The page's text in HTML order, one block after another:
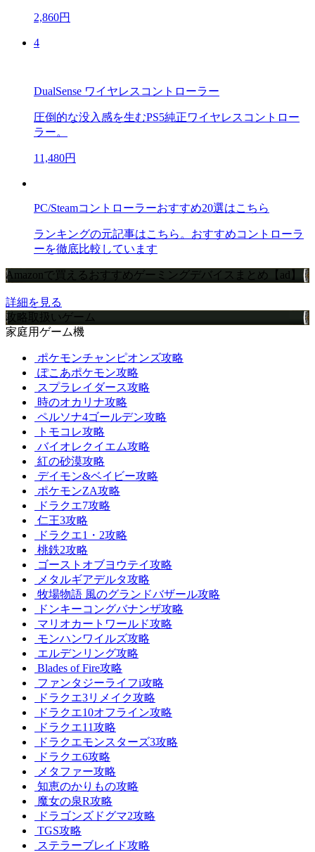
2,860円
4
DualSense ワイヤレスコントローラー
圧倒的な没入感を生むPS5純正ワイヤレスコントロー
ラー。
11,480円
PC/Steamコントローラーおすすめ20選はこちら
ランキングの元記事はこちら。おすすめコントローラ
ーを徹底比較しています
Amazonで買えるおすすめゲーミングデバイスまとめ【ad】
詳細を見る
攻略取扱いゲーム
家庭用ゲーム機
ポケモンチャンピオンズ攻略
ぽこあポケモン攻略
スプラレイダース攻略
時のオカリナ攻略
ペルソナ4ゴールデン攻略
トモコレ攻略
バイオレクイエム攻略
紅の砂漠攻略
デイモン&ベイビー攻略
ポケモンZA攻略
ドラクエ7攻略
仁王3攻略
ドラクエ1・2攻略
桃鉄2攻略
ゴーストオブヨウテイ攻略
メタルギアデルタ攻略
牧場物語 風のグランドバザール攻略
ドンキーコングバナンザ攻略
マリオカートワールド攻略
モンハンワイルズ攻略
エルデンリング攻略
Blades of Fire攻略
ファンタジーライフi攻略
ドラクエ3リメイク攻略
ドラクエ10オフライン攻略
ドラクエ11攻略
ドラクエモンスターズ3攻略
ドラクエ6攻略
メタファー攻略
知恵のかりもの攻略
魔女の泉R攻略
ドラゴンズドグマ2攻略
TGS攻略
ステラーブレイド攻略